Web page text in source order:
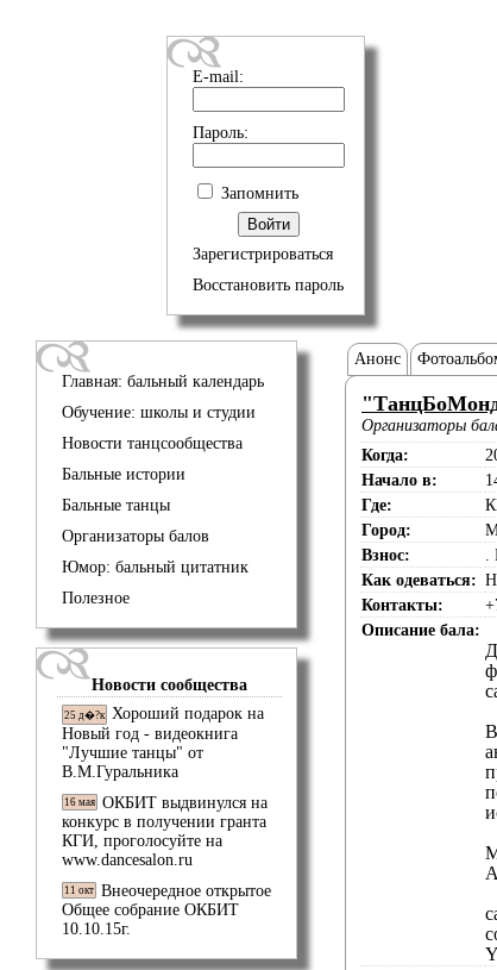
E-mail:
Пароль:
Запомнить
Зарегистрироваться
Восстановить пароль
Главная: бальный календарь
Обучение: школы и студии
Новости танцсообщества
Бальные истории
Бальные танцы
Организаторы балов
Юмор: бальный цитатник
Полезное
Новости сообщества
25 д�?к Хороший подарок на
Новый год - видеокнига
"Лучшие танцы" от
В.М.Гуральника
16 мая ОКБИТ выдвинулся на
конкурс в получении гранта
КГИ, проголосуйте на
www.dancesalon.ru
11 окт Внеочередное открытое
Общее собрание ОКБИТ
10.10.15г.
Анонс
Организаторы
Когда:
Начало в:
Где:
Город:
Взнос:
.
Как одеваться:
Контакты:
Описание бала: